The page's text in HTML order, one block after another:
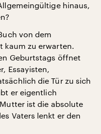
hinaus,
von dem
kaum zu erwarten.
Geburtstags öffnet
Essayisten,
die Tür zu sich
er eigentlich
ist die absolute
Vaters lenkt er den